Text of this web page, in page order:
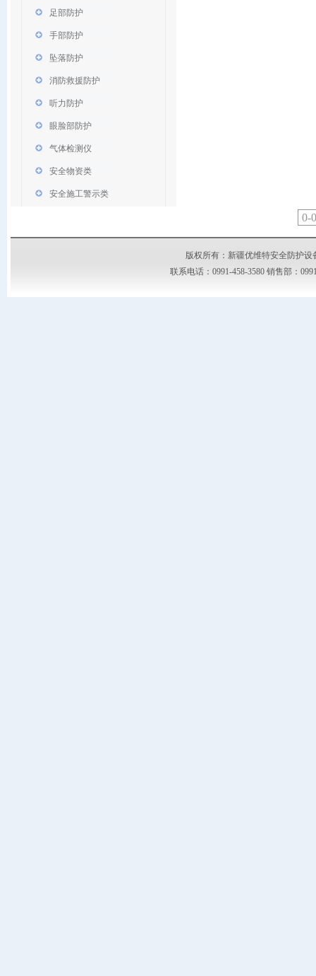
足部防护
手部防护
坠落防护
消防救援防护
听力防护
眼脸部防护
气体检测仪
安全物资类
安全施工警示类
0-
版权所有：新疆优维特安全防护设
联系电话：0991-458-3580 销售部：